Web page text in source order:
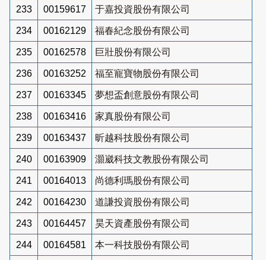
233 00159617 于嘉投資股份有限公司
234 00162129 福春紀念股份有限公司
235 00162578 巨壯股份有限公司
236 00163252 福至寵寶物股份有限公司
237 00163345 夢想盃創意股份有限公司
238 00163416 家真股份有限公司
239 00163437 昕越科技股份有限公司
240 00163909 灝崴科技文教股份有限公司
241 00164013 尚德利瑪股份有限公司
242 00164230 道謙投資股份有限公司
243 00164457 昊天資產股份有限公司
244 00164581 本一科技股份有限公司